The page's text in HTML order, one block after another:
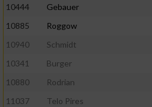
10444
Gebauer
10885
Roggow
10940
Schmidt
10341
Burger
10880
Rodrian
11037
Telo Pires